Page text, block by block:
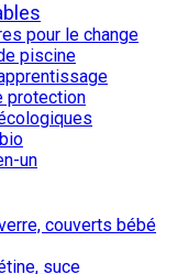
pour le change
piscine
protection
un
couverts bébé
suce